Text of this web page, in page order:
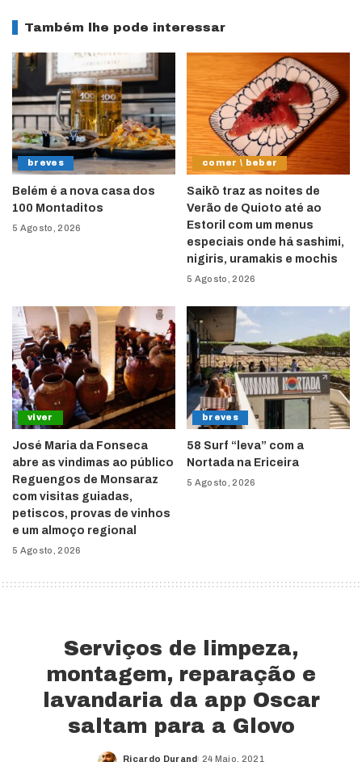
Também lhe pode interessar
breves
Belém é a nova casa dos
100 Montaditos
5 Agosto, 2026
comer \ beber
Saikō traz as noites de
Verão de Quioto até ao
Estoril com um menus
especiais onde há sashimi,
nigiris, uramakis e mochis
5 Agosto, 2026
viver
José Maria da Fonseca
abre as vindimas ao público
Reguengos de Monsaraz
com visitas guiadas,
petiscos, provas de vinhos
e um almoço regional
5 Agosto, 2026
breves
58 Surf “leva” com a
Nortada na Ericeira
5 Agosto, 2026
Serviços de limpeza,
montagem, reparação e
lavandaria da app Oscar
saltam para a Glovo
Ricardo Durand 24 Maio, 2021